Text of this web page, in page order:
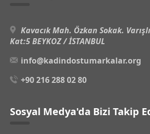
Kavacık Mah. Özkan Sokak.
Kat:5 BEYKOZ / İSTANBUL
info@kadindostumarkalar.org
+90 216 288 02 80
Sosyal Medya'da Bizi Takip